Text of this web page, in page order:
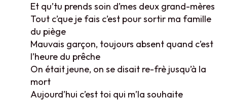
Et qu’tu prends soin d’mes deux grand-mères
Tout c’que je fais c’est pour sortir ma famille
du piège
Mauvais garçon, toujours absent quand c’est
l’heure du prêche
On était jeune, on se disait re-frè jusqu’à la
mort
Aujourd’hui c’est toi qui m’la souhaite